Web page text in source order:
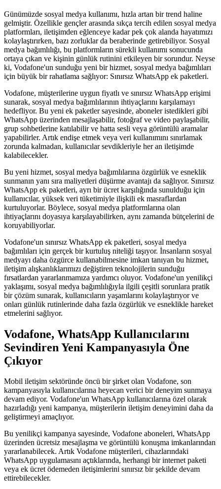
Günümüzde sosyal medya kullanımı, hızla artan bir trend haline
gelmiştir. Özellikle gençler arasında sıkça tercih edilen sosyal medya
platformları, iletişimden eğlenceye kadar pek çok alanda hayatımızı
kolaylaştırırken, bazı zorluklar da beraberinde getirebiliyor. Sosyal
medya bağımlılığı, bu platformların sürekli kullanımı sonucunda
ortaya çıkan ve kişinin günlük rutinini etkileyen bir sorundur. Neyse
ki, Vodafone'un sunduğu yeni bir hizmet, sosyal medya bağımlıları
için büyük bir rahatlama sağlıyor: Sınırsız WhatsApp ek paketleri.
Vodafone, müşterilerine uygun fiyatlı ve sınırsız WhatsApp erişimi
sunarak, sosyal medya bağımlılarının ihtiyaçlarını karşılamayı
hedefliyor. Bu yeni ek paketler sayesinde, aboneler istedikleri gibi
WhatsApp üzerinden mesajlaşabilir, fotoğraf ve video paylaşabilir,
grup sohbetlerine katılabilir ve hatta sesli veya görüntülü aramalar
yapabilirler. Artık endişe etmek veya veri kullanımını sınırlamak
zorunda kalmadan, kullanıcılar sevdikleriyle her an iletişimde
kalabilecekler.
Bu yeni hizmet, sosyal medya bağımlılarına özgürlük ve esneklik
sunmanın yanı sıra maliyetleri düşürme avantajı da sağlıyor. Sınırsız
WhatsApp ek paketleri, ayrı bir ücret karşılığında sunulduğu için
kullanıcılar, yüksek veri tüketimiyle ilişkili ek masraflardan
kurtuluyorlar. Böylece, sosyal medya platformlarına olan
ihtiyaçlarını doyasıya karşılayabilirken, aynı zamanda bütçelerini de
koruyabiliyorlar.
Vodafone'un sınırsız WhatsApp ek paketleri, sosyal medya
bağımlıları için gerçek bir kurtuluş niteliği taşıyor. İnsanların sosyal
medyayı daha özgürce kullanabilmesine imkan tanıyan bu hizmet,
iletişim alışkanlıklarımızı değiştiren teknolojilerin sunduğu
fırsatlardan yararlanmamıza yardımcı oluyor. Vodafone'un yenilikçi
yaklaşımı, sosyal medya bağımlılığıyla ilgili çeşitli sorunlara pratik
bir çözüm sunarak, kullanıcıların yaşamlarını kolaylaştırıyor ve
onları günlük rutinlerinde daha fazla özgürlük ve esneklikle hareket
etmelerini sağlıyor.
Vodafone, WhatsApp Kullanıcılarını
Sevindiren Yeni Kampanyasıyla Öne
Çıkıyor
Mobil iletişim sektöründe öncü bir şirket olan Vodafone, son
kampanyasıyla kullanıcılarına heyecan verici bir deneyim sunmaya
devam ediyor. Vodafone'un WhatsApp kullanıcılarına özel olarak
hazırladığı yeni kampanya, müşterilerin iletişim deneyimini daha da
geliştirmeyi amaçlıyor.
Bu yenilikçi kampanya sayesinde, Vodafone aboneleri, WhatsApp
üzerinden ücretsiz mesajlaşma ve görüntülü konuşma imkanlarından
yararlanabilecek. Artık Vodafone müşterileri, cihazlarındaki
WhatsApp uygulamasını açtıklarında, herhangi bir internet paketi
veya ek ücret ödemeden iletişimlerini sınırsız bir şekilde devam
ettirebilecekler.